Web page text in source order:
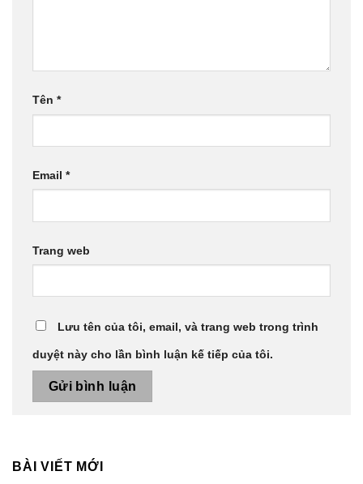
Tên *
Email *
Trang web
Lưu tên của tôi, email, và trang web trong trình
duyệt này cho lần bình luận kế tiếp của tôi.
BÀI VIẾT MỚI